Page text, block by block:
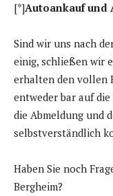
[*]Autoankauf und
Sind wir uns nach
einig, schließen wir
erhalten den vollen
entweder bar auf
die Abmeldung und
selbstverständlich
Haben Sie noch
Bergheim?